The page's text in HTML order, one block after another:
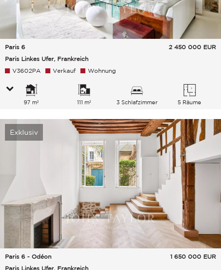
Paris 6
Paris Linkes Ufer, Frankreich
2 450 000 EUR
V3602PA Verkauf Wohnung
97 m² 111 m² 3 Schlafzimmer 5 Räume
Exklusiv
Paris 6 - Odéon
Paris Linkes Ufer, Frankreich
1 650 000 EUR